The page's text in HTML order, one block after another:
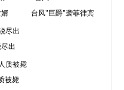
台风"巨爵"袭菲律宾
出
被毙